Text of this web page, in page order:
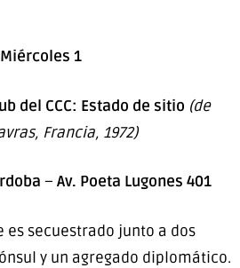
Miércoles 1
del CCC: Estado de sitio (de
Francia, 1972)
– Av. Poeta Lugones 401
es secuestrado junto a dos
y un agregado diplomático.